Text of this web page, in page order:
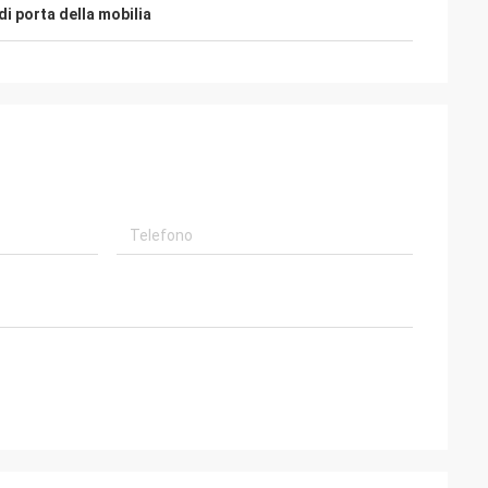
di varios di
di hemos,
affare possiamo essere lavorati insieme
porta della mobilia